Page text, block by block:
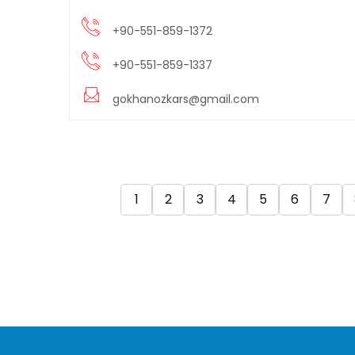
+90-551-859-1372
+90-551-859-1337
gokhanozkars@gmail.com
1 2 3 4 5 6 7